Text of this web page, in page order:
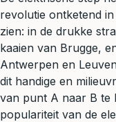
revolutie ontketend
zien: in de drukke
kaaien van Brugge,
Antwerpen en
dit handige en
van punt A naar B te
populariteit van de